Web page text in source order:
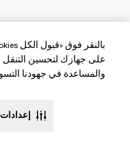
على جهازك لتحسين التنقل
والمساعدة في جهودنا
إعدادات COOKIES